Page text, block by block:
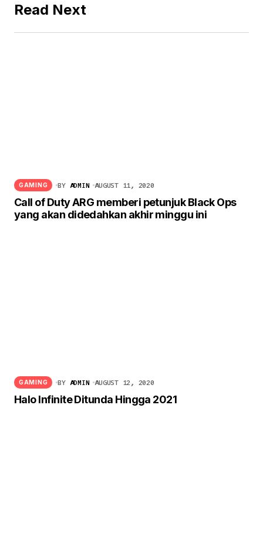
Read Next
GAMING BY ADMIN AUGUST 11, 2020
Call of Duty ARG memberi petunjuk Black Ops
yang akan didedahkan akhir minggu ini
GAMING BY ADMIN AUGUST 12, 2020
Halo Infinite Ditunda Hingga 2021